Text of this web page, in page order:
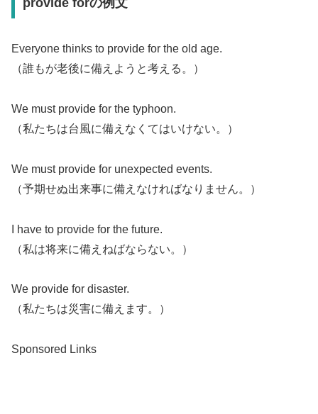
provide forの例文
Everyone thinks to provide for the old age.
（誰もが老後に備えようと考える。）
We must provide for the typhoon.
（私たちは台風に備えなくてはいけない。）
We must provide for unexpected events.
（予期せぬ出来事に備えなければなりません。）
I have to provide for the future.
（私は将来に備えねばならない。）
We provide for disaster.
（私たちは災害に備えます。）
Sponsored Links